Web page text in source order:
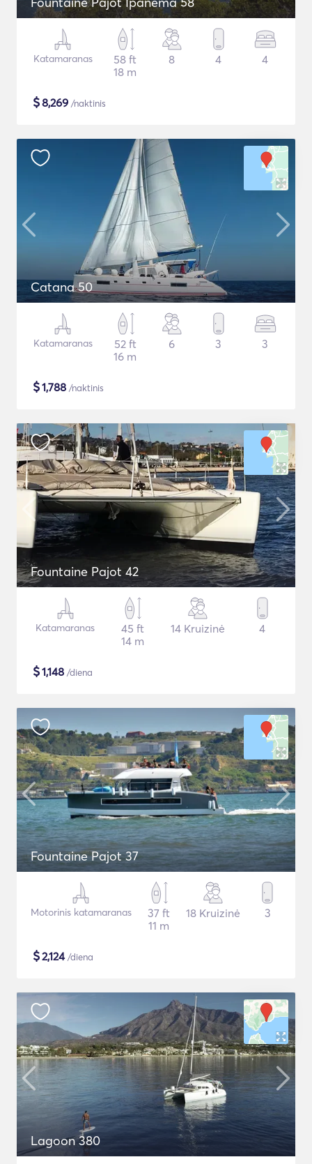
Katamaranas
58 ft
18 m
8 4 4
$8,269 /naktinis
Catana 50
Katamaranas
52 ft
16 m
6 3 3
$1,788 /naktinis
Fountaine Pajot 42
Katamaranas
45 ft
14 m
14 Kruizinė 4
$1,148 /diena
Fountaine Pajot 37
Motorinis katamaranas
37 ft
11 m
18 Kruizinė 3
$2,124/diena
Lagoon 380